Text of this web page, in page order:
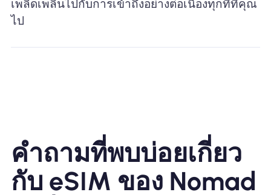
เพลิดเพลินไปกับการเข้าถึงอย่างต่อเนื่องทุกที่ที่คุณ
ไป
คำถามที่พบบ่อยเกี่ยว
กับ eSIM ของ Nomad